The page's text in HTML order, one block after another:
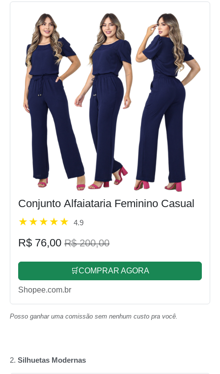
Conjunto Alfaiataria Feminino Casual
4.9
R$ 76,00 R$ 200,00
🛒COMPRAR AGORA
Shopee.com.br
Posso ganhar uma comissão sem nenhum custo pra você.
2. Silhuetas Modernas